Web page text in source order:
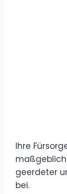
Ihre
maßgeblich
geerdeter
bei.